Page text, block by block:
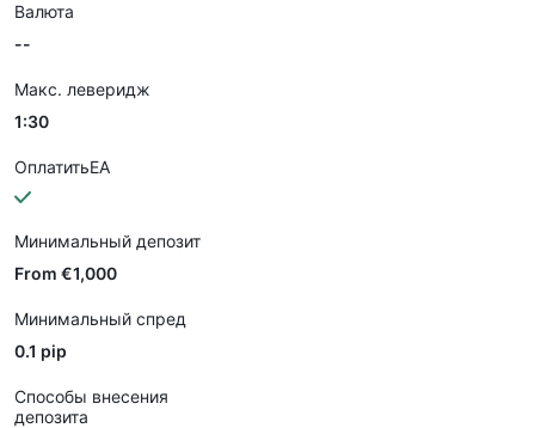
Валюта
--
Макс. леверидж
1:30
ОплатитьEA
Минимальный депозит
From €1,000
Минимальный спред
0.1 pip
Способы внесения
депозита